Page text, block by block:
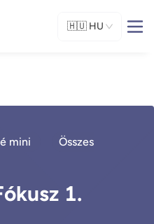
🇭🇺 HU
mini
Összes
1.